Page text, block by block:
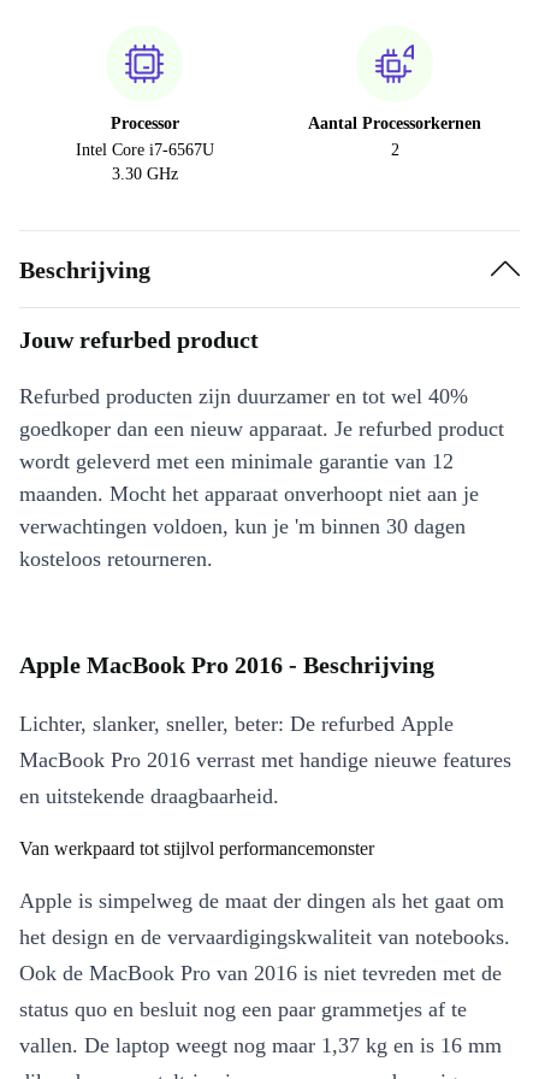
Processor
Intel Core i7-6567U
3.30 GHz
Aantal Processorkernen
2
Beschrijving
Jouw refurbed product
Refurbed producten zijn duurzamer en tot wel 40%
goedkoper dan een nieuw apparaat. Je refurbed product
wordt geleverd met een minimale garantie van 12
maanden. Mocht het apparaat onverhoopt niet aan je
verwachtingen voldoen, kun je 'm binnen 30 dagen
kosteloos retourneren.
Apple MacBook Pro 2016 - Beschrijving
Lichter, slanker, sneller, beter: De refurbed Apple
MacBook Pro 2016 verrast met handige nieuwe features
en uitstekende draagbaarheid.
Van werkpaard tot stijlvol performancemonster
Apple is simpelweg de maat der dingen als het gaat om
het design en de vervaardigingskwaliteit van notebooks.
Ook de MacBook Pro van 2016 is niet tevreden met de
status quo en besluit nog een paar grammetjes af te
vallen. De laptop weegt nog maar 1,37 kg en is 16 mm